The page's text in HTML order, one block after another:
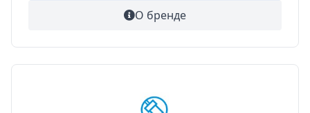
О бренде